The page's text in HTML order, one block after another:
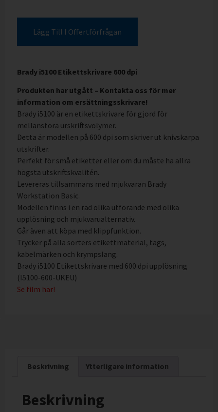
Lägg Till I Offertförfrågan
Brady i5100 Etikettskrivare 600 dpi
Produkten har utgått – Kontakta oss för mer
information om ersättningsskrivare!
Brady i5100 är en etikettskrivare för gjord för
mellanstora urskriftsvolymer.
Detta är modellen på 600 dpi som skriver ut knivskarpa
utskrifter.
Perfekt för små etiketter eller om du måste ha allra
högsta utskriftskvalitén.
Levereras tillsammans med mjukvaran Brady
Workstation Basic.
Modellen finns i en rad olika utförande med olika
upplösning och mjukvarualternativ.
Går även att köpa med klippfunktion.
Trycker på alla sorters etikettmaterial, tags,
kabelmärken och krympslang.
Brady i5100 Etikettskrivare med 600 dpi upplösning
(I5100-600-UKEU)
Se film här!
Beskrivning Ytterligare information
Beskrivning